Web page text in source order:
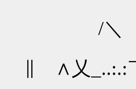
/
∥ ∧乂